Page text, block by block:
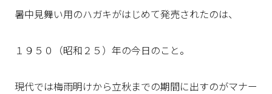
暑中見舞い用のハガキがはじめて発売されたのは、
１９５０（昭和２５）年の今日のこと。
現代では梅雨明けから立秋までの期間に出すのがマナー